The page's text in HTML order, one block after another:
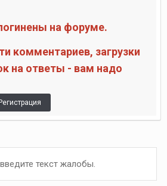
на форуме.
комментариев, загрузки
на ответы - вам надо
Регистрация
текст жалобы.